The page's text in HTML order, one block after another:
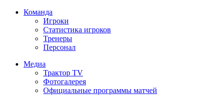
Команда
Игроки
Статистика игроков
Тренеры
Персонал
Медиа
Трактор TV
Фотогалерея
Официальные программы матчей